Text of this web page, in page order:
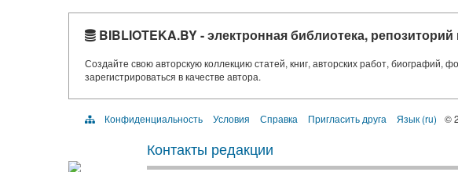
BIBLIOTEKA.BY - электронная библиотека,
Создайте свою авторскую коллекцию статей, книг, авторских работ,
зарегистрироваться в качестве автора.
Конфиденциальность Условия Справка Пригласить друга Язык (ru) ©
Контакты редакции